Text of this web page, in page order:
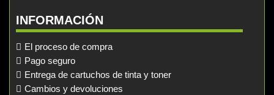
INFORMACIÓN
El proceso de compra
Pago seguro
Entrega de cartuchos de tinta y toner
Cambios y devoluciones